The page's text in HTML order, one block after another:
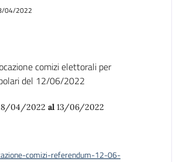
04/2022
comizi elettorali per
del 12/06/2022
04/2022 al 13/06/2022
comizi-referendum-12-06-